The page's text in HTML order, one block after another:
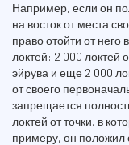
Например, если он
на восток от места
право отойти от него
локтей: 2 000 локтей
эйрува и еще 2 000
от своего
запрещается
локтей от точки, в
примеру, он положил